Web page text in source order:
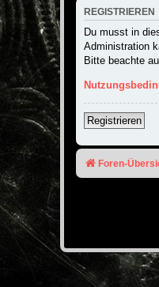
REGISTRIEREN
Du musst in
Administration
Bitte beachte
Registrieren
Foren-